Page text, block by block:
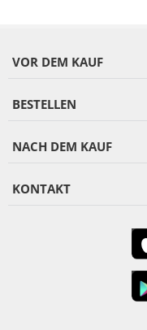
VOR DEM KAUF
BESTELLEN
NACH DEM KAUF
KONTAKT